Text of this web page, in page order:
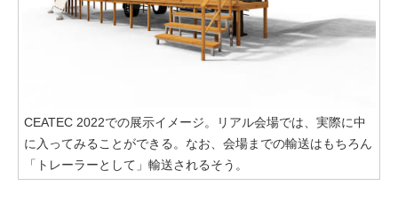
CEATEC 2022での展示イメージ。リアル会場では、実際に中
に入ってみることができる。なお、会場までの輸送はもちろん
「トレーラーとして」輸送されるそう。